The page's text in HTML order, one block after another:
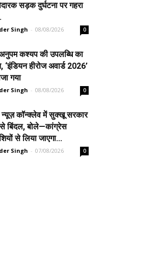
सड़क दुर्घटना पर गहरा
Singh - 08/08/2026 0
कश्यप की उपलब्धि का
‘इंडियन हीरोज अवार्ड 2026’
गया
Singh - 08/08/2026 0
न्यूज़ कॉन्क्लेव में सुक्खू सरकार
बिंदल, बोले—कांग्रेस
से लिया जाएगा...
Singh - 07/08/2026 0